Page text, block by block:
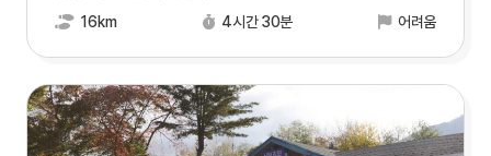
16km
4시간 30분 어려움